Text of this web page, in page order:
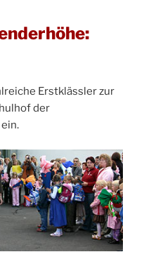
Erstklässler zur
der